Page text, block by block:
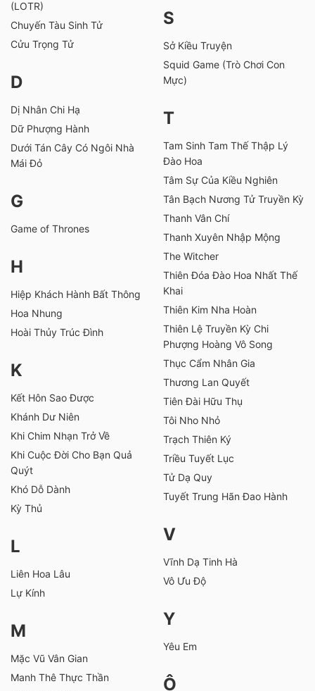
(LOTR)
Chuyến Tàu Sinh Tử
Cửu Trọng Tử
D
Dị Nhân Chi Hạ
Dữ Phượng Hành
Dưới Tán Cây Có Ngôi Nhà
Mái Đỏ
G
Game of Thrones
H
Hiệp Khách Hành Bất Thông
Hoa Nhung
Hoài Thủy Trúc Đình
K
Kết Hôn Sao Được
Khánh Dư Niên
Khi Chim Nhạn Trở Về
Khi Cuộc Đời Cho Bạn Quả
Quýt
Khó Dỗ Dành
Kỳ Thủ
L
Liên Hoa Lâu
Lự Kính
M
Mặc Vũ Vân Gian
Manh Thê Thực Thần
S
Sở Kiều Truyện
Squid Game (Trò Chơi Con
Mực)
T
Tam Sinh Tam Thế Thập Lý
Đào Hoa
Tâm Sự Của Kiều Nghiên
Tân Bạch Nương Tử Truyền Kỳ
Thanh Vân Chí
Thanh Xuyên Nhập Mộng
The Witcher
Thiên Đóa Đào Hoa Nhất Thế
Khai
Thiên Kim Nha Hoàn
Thiên Lệ Truyền Kỳ Chi
Phượng Hoàng Vô Song
Thục Cẩm Nhân Gia
Thương Lan Quyết
Tiên Đài Hữu Thụ
Tôi Nho Nhỏ
Trạch Thiên Ký
Triều Tuyết Lục
Tử Dạ Quy
Tuyết Trung Hãn Đao Hành
V
Vĩnh Dạ Tinh Hà
Vô Ưu Độ
Y
Yêu Em
Ô